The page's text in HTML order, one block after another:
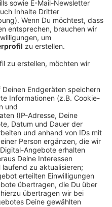
und fünf
Schauspieler oder
stellt er sich auch dem
für". Dabei wird
sondern dem Gast
gedrückt, zu denen er
einfällt. Keine
-
- das ist „Fünf